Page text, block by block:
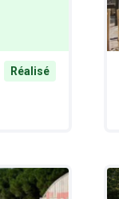
Réalisé